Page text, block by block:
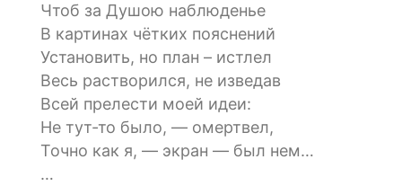
Чтоб за Душою наблюденье
В картинах чётких пояснений
Установить, но план – истлел
Весь растворился, не изведав
Всей прелести моей идеи:
Не тут-то было, — омертвел,
Точно как я, — экран — был нем…
…